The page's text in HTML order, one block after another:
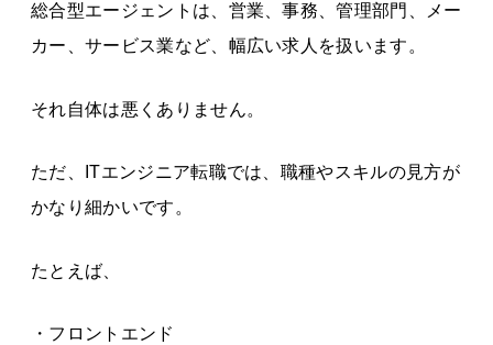
総合型エージェントは、営業、事務、管理部門、メー
カー、サービス業など、幅広い求人を扱います。
それ自体は悪くありません。
ただ、ITエンジニア転職では、職種やスキルの見方が
かなり細かいです。
たとえば、
・フロントエンド